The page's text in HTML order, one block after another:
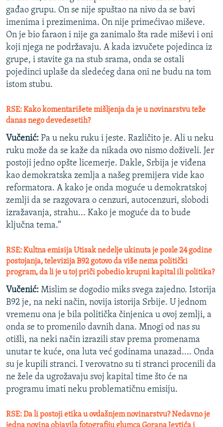
gađao grupu. On se nije spuštao na nivo da se bavi
imenima i prezimenima. On nije primećivao miševe.
On je bio faraon i nije ga zanimalo šta rade miševi i oni
koji njega ne podržavaju. A kada izvučete pojedinca iz
grupe, i stavite ga na stub srama, onda se ostali
pojedinci uplaše da sledećeg dana oni ne budu na tom
istom stubu.
RSE: Kako komentarišete mišljenja da je u novinarstvu teže
danas nego devedesetih?
Vučenić: Pa u neku ruku i jeste. Različito je. Ali u neku
ruku može da se kaže da nikada ovo nismo doživeli. Jer
postoji jedno opšte licemerje. Dakle, Srbija je viđena
kao demokratska zemlja a našeg premijera vide kao
reformatora. A kako je onda moguće u demokratskoj
zemlji da se razgovara o cenzuri, autocenzuri, slobodi
izražavanja, strahu... Kako je moguće da to bude
ključna tema.“
RSE: Kultna emisija Utisak nedelje ukinuta je posle 24 godine
postojanja, televizija B92 gotovo da više nema politički
program, da li je u toj priči pobedio krupni kapital ili politika?
Vučenić: Mislim se dogodio miks svega zajedno. Istorija
B92 je, na neki način, novija istorija Srbije. U jednom
vremenu ona je bila politička činjenica u ovoj zemlji, a
onda se to promenilo davnih dana. Mnogi od nas su
otišli, na neki način izrazili stav prema promenama
unutar te kuće, ona luta već godinama unazad.... Onda
su je kupili stranci. I verovatno su ti stranci procenili da
ne žele da ugrožavaju svoj kapital time što će na
programu imati neku problematičnu emisiju.
RSE: Da li postoji etika u ovdašnjem novinarstvu? Nedavno je
jedna novina objavila fotografiju glumca Gorana Jevtića i